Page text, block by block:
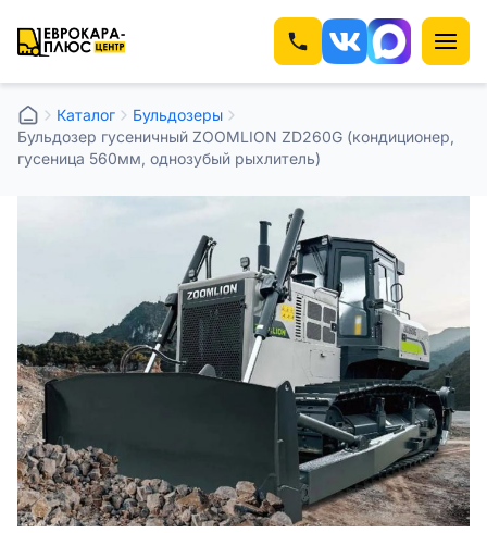
Каталог
⁠⁠Бульдозеры
Бульдозер гусеничный ZOOMLION ZD260G (кондиционер,
гусеница 560мм, однозубый рыхлитель)